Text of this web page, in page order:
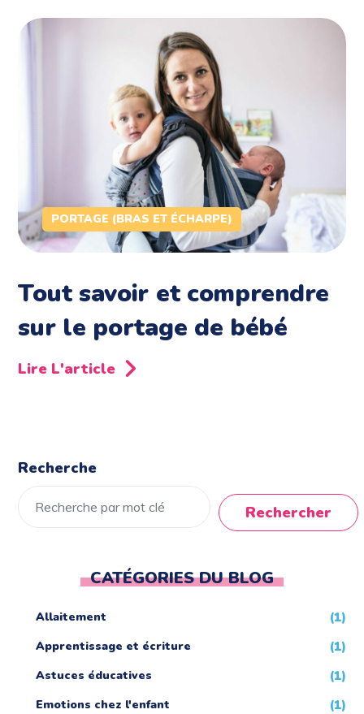
PORTAGE (BRAS ET ÉCHARPE)
Tout savoir et comprendre
sur le portage de bébé
Lire L'article
Recherche
Rechercher
CATÉGORIES DU BLOG
Allaitement (1)
Apprentissage et écriture (1)
Astuces éducatives (1)
Emotions chez l'enfant (1)